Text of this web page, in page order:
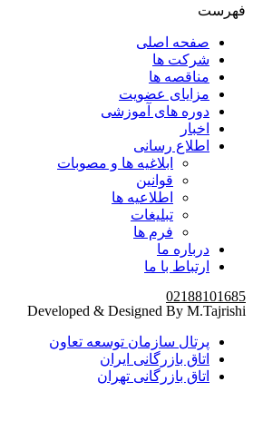
فهرست
صفحه اصلی
شرکت ها
مناقصه ها
مزایای عضویت
دوره های آموزشی
اخبار
اطلاع رسانی
ابلاغیه ها و مصوبات
قوانین
اطلاعیه ها
تبلیغات
فرم ها
درباره ما
ارتباط با ما
02188101685
Developed & Designed By M.Tajrishi
پرتال سازمان توسعه تعاون
اتاق بازرگانی ایران
اتاق بازرگانی تهران